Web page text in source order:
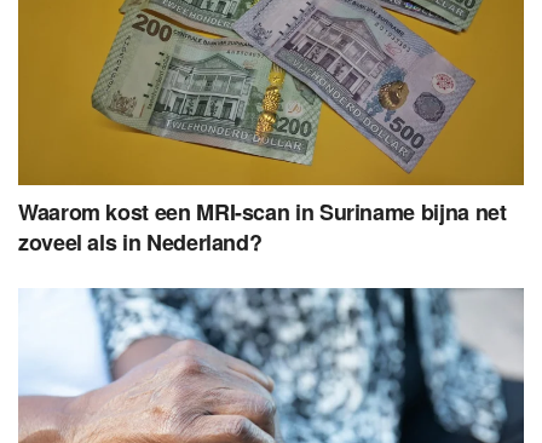
Waarom kost een MRI-scan in Suriname bijna net
zoveel als in Nederland?